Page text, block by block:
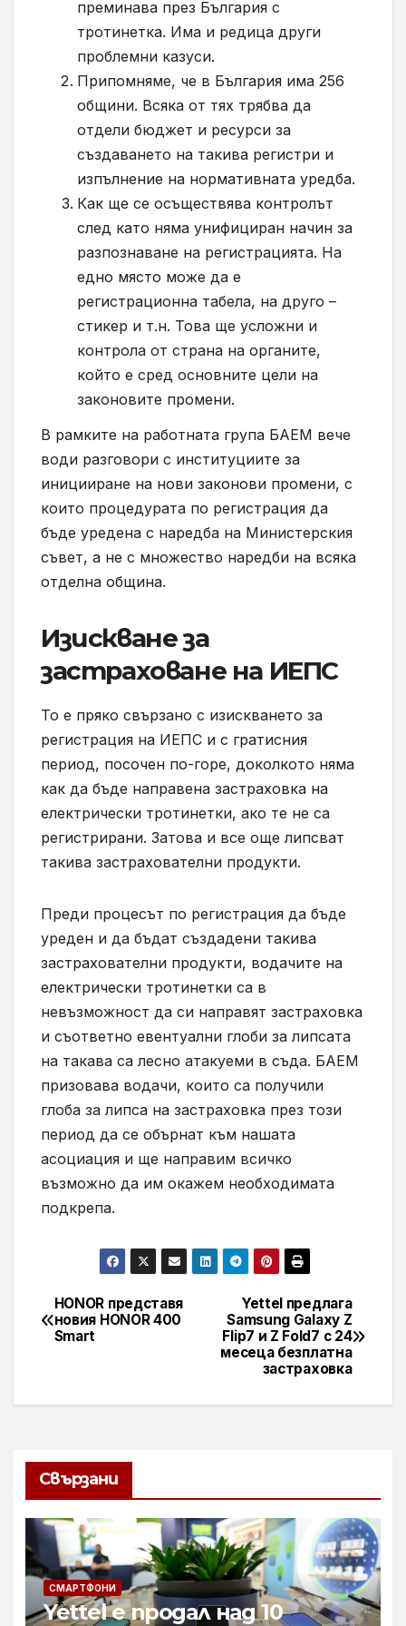
преминава през България с
тротинетка. Има и редица други
проблемни казуси.
Припомняме, че в България има 256
общини. Всяка от тях трябва да
отдели бюджет и ресурси за
създаването на такива регистри и
изпълнение на нормативната уредба.
Как ще се осъществява контролът
след като няма унифициран начин за
разпознаване на регистрацията. На
едно място може да е
регистрационна табела, на друго –
стикер и т.н. Това ще усложни и
контрола от страна на органите,
който е сред основните цели на
законовите промени.
В рамките на работната група БАЕМ вече
води разговори с институциите за
иницииране на нови законови промени, с
които процедурата по регистрация да
бъде уредена с наредба на Министерския
съвет, а не с множество наредби на всяка
отделна община.
Изискване за
застраховане на ИЕПС
То е пряко свързано с изискването за
регистрация на ИЕПС и с гратисния
период, посочен по-горе, доколкото няма
как да бъде направена застраховка на
електрически тротинетки, ако те не са
регистрирани. Затова и все още липсват
такива застрахователни продукти.
Преди процесът по регистрация да бъде
уреден и да бъдат създадени такива
застрахователни продукти, водачите на
електрически тротинетки са в
невъзможност да си направят застраховка
и съответно евентуални глоби за липсата
на такава са лесно атакуеми в съда. БАЕМ
призовава водачи, които са получили
глоба за липса на застраховка през този
период да се обърнат към нашата
асоциация и ще направим всичко
възможно да им окажем необходимата
подкрепа.
Навигация
Yettel предлага
Samsung Galaxy Z
Flip7 и Z Fold7 с 24
месеца безплатна
застраховка
HONOR представя
новия HONOR 400
Smart
Свързани
СМАРТФОНИ
Yettel е продал над 10